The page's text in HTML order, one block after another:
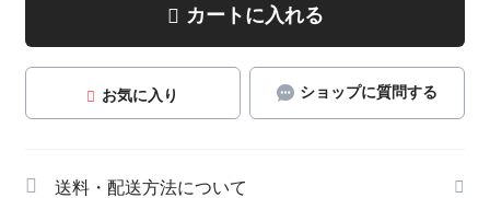
カートに入れる
お気に入り ショップに質問する
送料・配送方法について